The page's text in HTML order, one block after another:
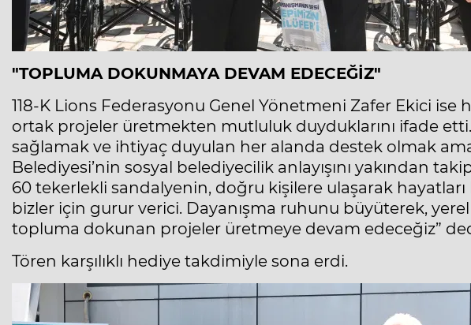
"TOPLUMA DOKUNMAYA DEVAM EDECEĞİZ"
118-K Lions Federasyonu Genel Yönetmeni Zafer Ekici
ortak projeler üretmekten mutluluk duyduklarını ifade
sağlamak ve ihtiyaç duyulan her alanda destek olmak
Belediyesi’nin sosyal belediyecilik anlayışını yakından
60 tekerlekli sandalyenin, doğru kişilere ulaşarak hayatları
bizler için gurur verici. Dayanışma ruhunu büyüterek,
topluma dokunan projeler üretmeye devam edeceğiz”
Tören karşılıklı hediye takdimiyle sona erdi.